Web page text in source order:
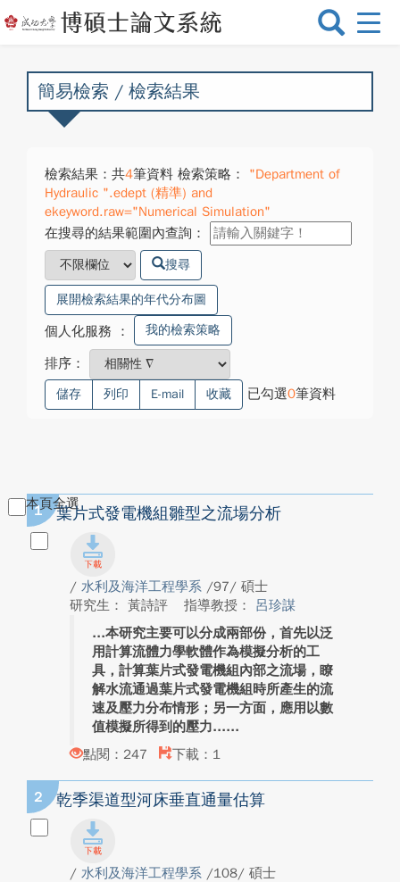
選
換
簡易檢索 / 檢索結果
檢索結果：共4筆資料 檢索策略：
"Department of
Hydraulic ".edept (精準) and
ekeyword.raw="Numerical Simulation"
在搜尋的結果範圍內查詢：
搜尋
展開檢索結果的年代分布圖
個人化服務 ： 我的檢索策略
排序：
儲存 列印 E-mail 收藏 已勾選0筆資料
本頁全選
1 葉片式發電機組雛型之流場分析
/ 水利及海洋工程學系 /97/ 碩士
研究生： 黃詩評
指導教授： 呂珍謀
本研究主要可以分成兩部份，首先以泛
用計算流體力學軟體作為模擬分析的工
具，計算葉片式發電機組內部之流場，瞭
解水流通過葉片式發電機組時所產生的流
速及壓力分布情形；另一方面，應用以數
值模擬所得到的壓力...
點閱：247
下載：1
2 乾季渠道型河床垂直通量估算
/ 水利及海洋工程學系 /108/ 碩士